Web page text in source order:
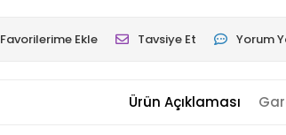
Favorilerime Ekle Tavsiye Et Yorum
Ürün Açıklaması